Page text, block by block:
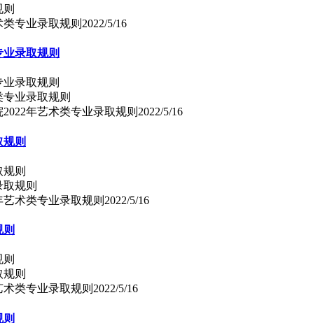
类专业录取规则2022/5/16
业录取规则
业录取规则
年艺术类专业录取规则2022/5/16
规则
规则
艺术类专业录取规则2022/5/16
则
则
术类专业录取规则2022/5/16
则